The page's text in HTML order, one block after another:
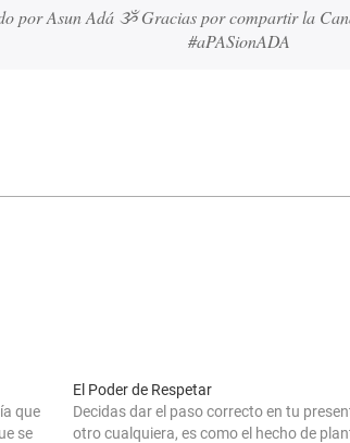
por Asun Adá ૐ Gracias por compartir la
#aPASionADA
que
se
El Poder de Respetar
Decidas dar el paso correcto en tu
otro cualquiera, es como el hecho de